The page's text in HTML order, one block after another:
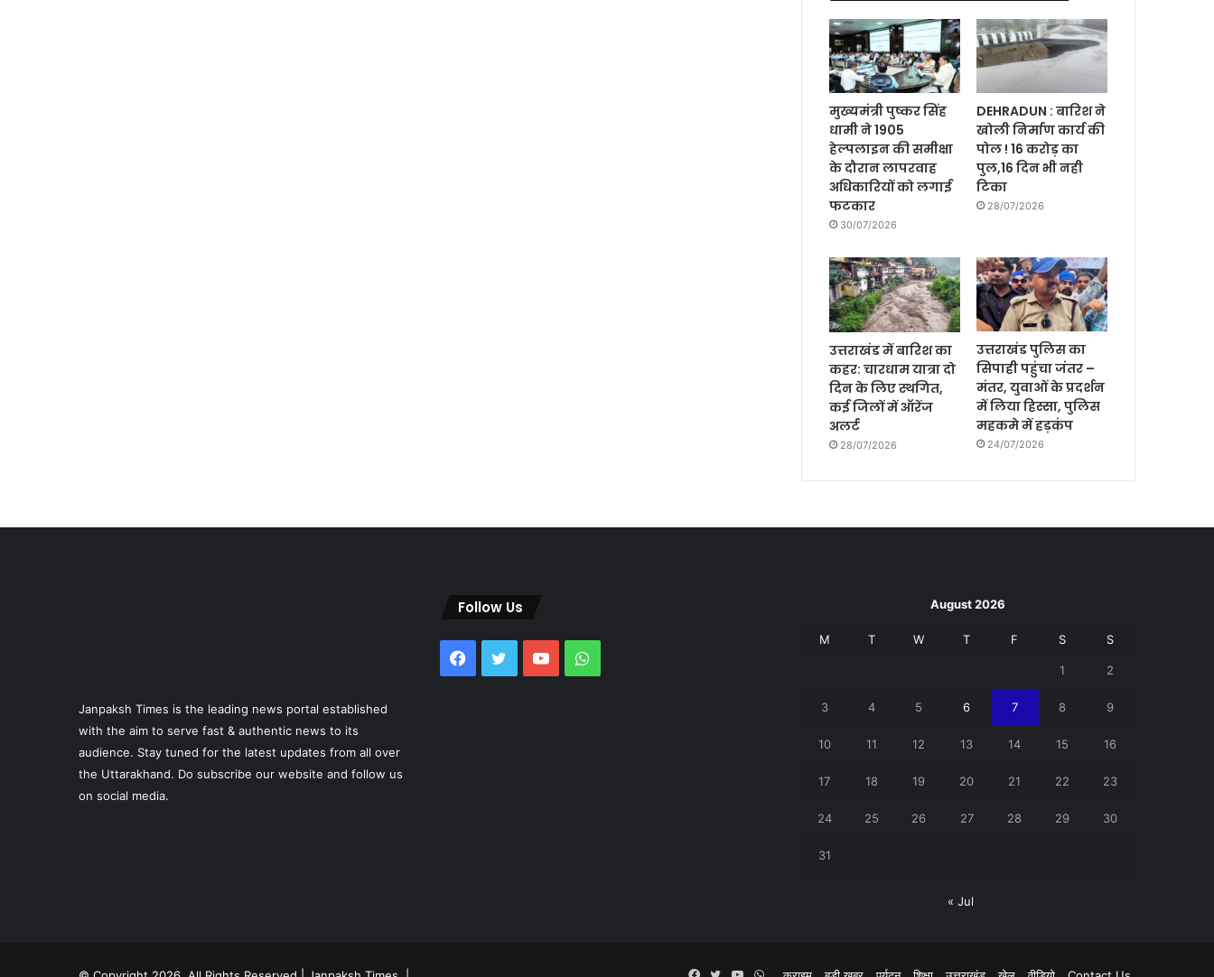
मुख्यमंत्री पुष्कर सिंह
धामी ने 1905
हेल्पलाइन की समीक्षा
के दौरान लापरवाह
अधिकारियों को लगाई
फटकार
30/07/2026
DEHRADUN : बारिश ने
खोली निर्माण कार्य की
पोल ! 16 करोड़ का
पुल,16 दिन भी नही
टिका
28/07/2026
उत्तराखंड में बारिश का
कहर: चारधाम यात्रा दो
दिन के लिए स्थगित,
कई जिलों में ऑरेंज
अलर्ट
28/07/2026
उत्तराखंड पुलिस का
सिपाही पहुंचा जंतर –
मंतर, युवाओं के प्रदर्शन
में लिया हिस्सा, पुलिस
महकमे में हड़कंप
24/07/2026
Janpaksh Times is the leading news portal established
with the aim to serve fast & authentic news to its
audience. Stay tuned for the latest updates from all over
the Uttarakhand. Do subscribe our website and follow us
on social media.
Follow Us
Facebook
TwitterYouTube
August 2026
M T W T F S S
1 2
3 4 5 6 7 8 9
10 11 12 13 14 15 16
17 18 19 20 21 22 23
24 25 26 27 28 29 30
31
« Jul